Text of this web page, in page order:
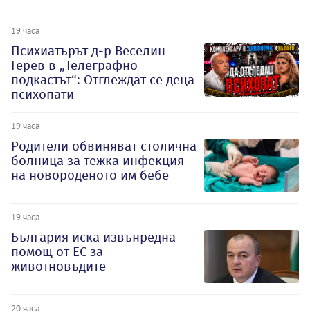
19 часа
Психиатърът д-р Веселин
Герев в „Телеграфно
подкастът“: Отглеждат се деца
психопати
19 часа
Родители обвиняват столична
болница за тежка инфекция
на новороденото им бебе
19 часа
България иска извънредна
помощ от ЕС за
животновъдите
20 часа